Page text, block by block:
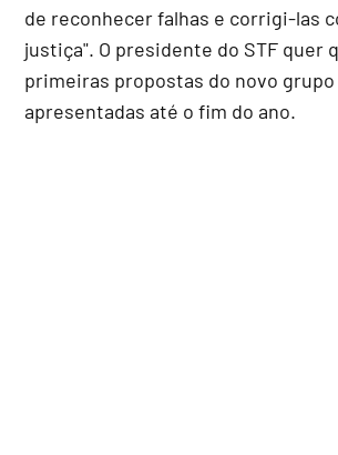
de reconhecer falhas e corrigi-las
justiça". O presidente do STF quer
primeiras propostas do novo grupo
apresentadas até o fim do ano.